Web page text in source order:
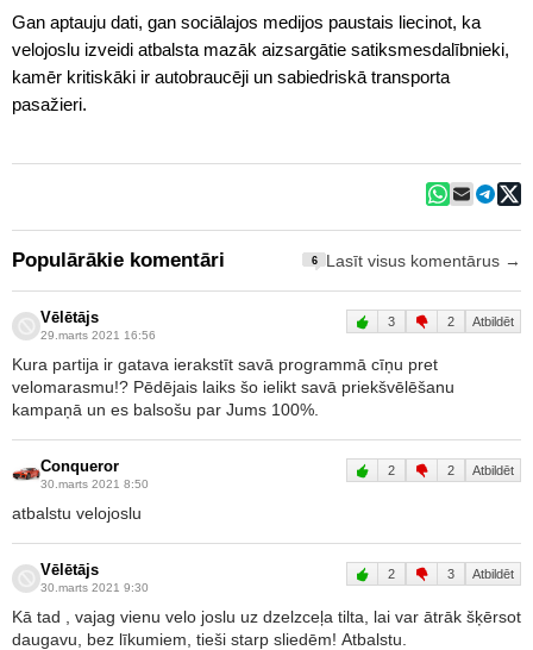
Gan aptauju dati, gan sociālajos medijos paustais liecinot, ka
velojoslu izveidi atbalsta mazāk aizsargātie satiksmesdalībnieki,
kamēr kritiskāki ir autobraucēji un sabiedriskā transporta
pasažieri.
Populārākie komentāri 6 Lasīt visus komentārus →
Vēlētājs
29.marts 2021 16:56
3 2 Atbildēt
Kura partija ir gatava ierakstīt savā programmā cīņu pret
velomarasmu!? Pēdējais laiks šo ielikt savā priekšvēlēšanu
kampaņā un es balsošu par Jums 100%.
Conqueror
30.marts 2021 8:50
2 2 Atbildēt
atbalstu velojoslu
Vēlētājs
30.marts 2021 9:30
2 3 Atbildēt
Kā tad , vajag vienu velo joslu uz dzelzceļa tilta, lai var ātrāk šķērsot
daugavu, bez līkumiem, tieši starp sliedēm! Atbalstu.